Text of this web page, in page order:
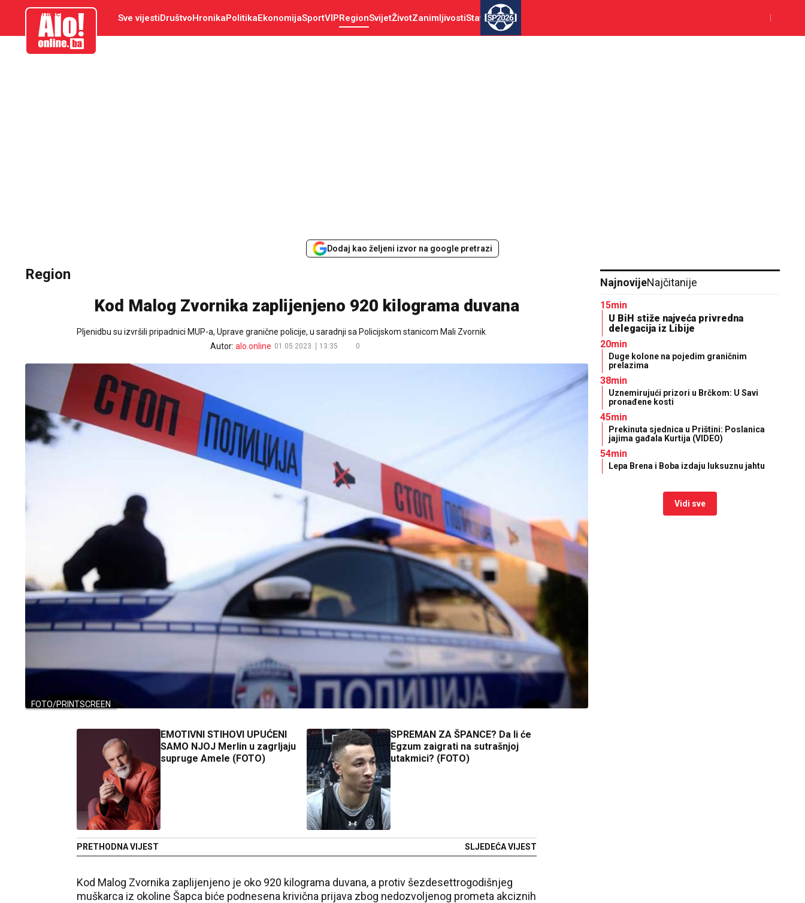
aloonline.ba Sve vijestiDruštvoHronikaPolitikaEkonomijaSportVIPRegionSvijetŽivotZanimljivostiStav SP2026
Dodaj kao željeni izvor na google pretrazi
Region
Kod Malog Zvornika zaplijenjeno 920 kilograma duvana
Pljenidbu su izvršili pripadnici MUP-a, Uprave granične policije, u saradnji sa Policijskom stanicom Mali Zvornik
Autor: alo.online 01.05.2023. 13:35 0
FOTO/PRINTSCREEN
EMOTIVNI STIHOVI UPUĆENI
SAMO NJOJ Merlin u zagrljaju
supruge Amele (FOTO)
PRETHODNA VIJEST
SPREMAN ZA ŠPANCE? Da li će
Egzum zaigrati na sutrašnjoj
utakmici? (FOTO)
SLJEDEĆA VIJEST
Kod Malog Zvornika zaplijenjeno je oko 920 kilograma duvana, a protiv šezdesettrogodišnjeg
muškarca iz okoline Šapca biće podnesena krivična prijava zbog nedozvoljenog prometa akciznih
NajnovijeNajčitanije
15min
U BiH stiže najveća privredna
delegacija iz Libije
20min
Duge kolone na pojedim graničnim
prelazima
38min
Uznemirujući prizori u Brčkom: U Savi
pronađene kosti
45min
Prekinuta sjednica u Prištini: Poslanica
jajima gađala Kurtija (VIDEO)
54min
Lepa Brena i Boba izdaju luksuznu jahtu
Vidi sve